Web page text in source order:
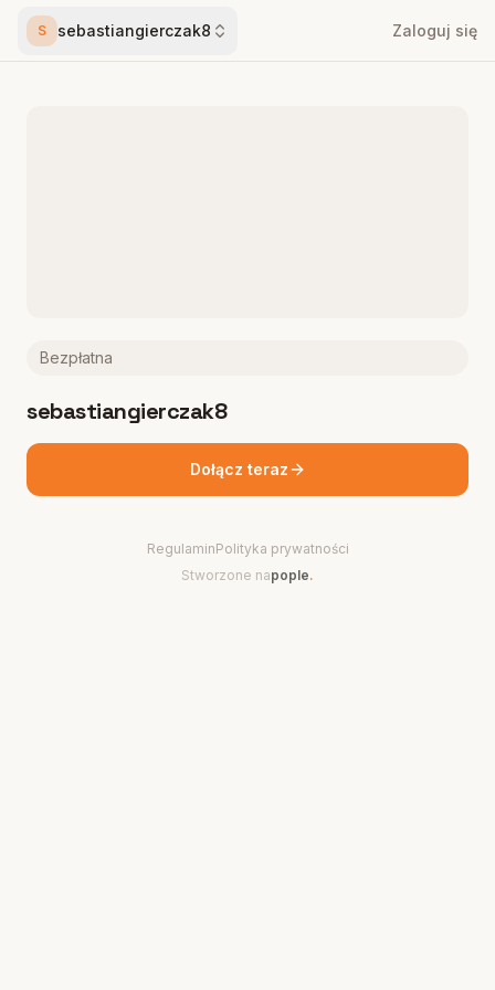
S sebastiangierczak8 Zaloguj się
Bezpłatna
sebastiangierczak8
Dołącz teraz
RegulaminPolityka prywatności
Stworzone napople.